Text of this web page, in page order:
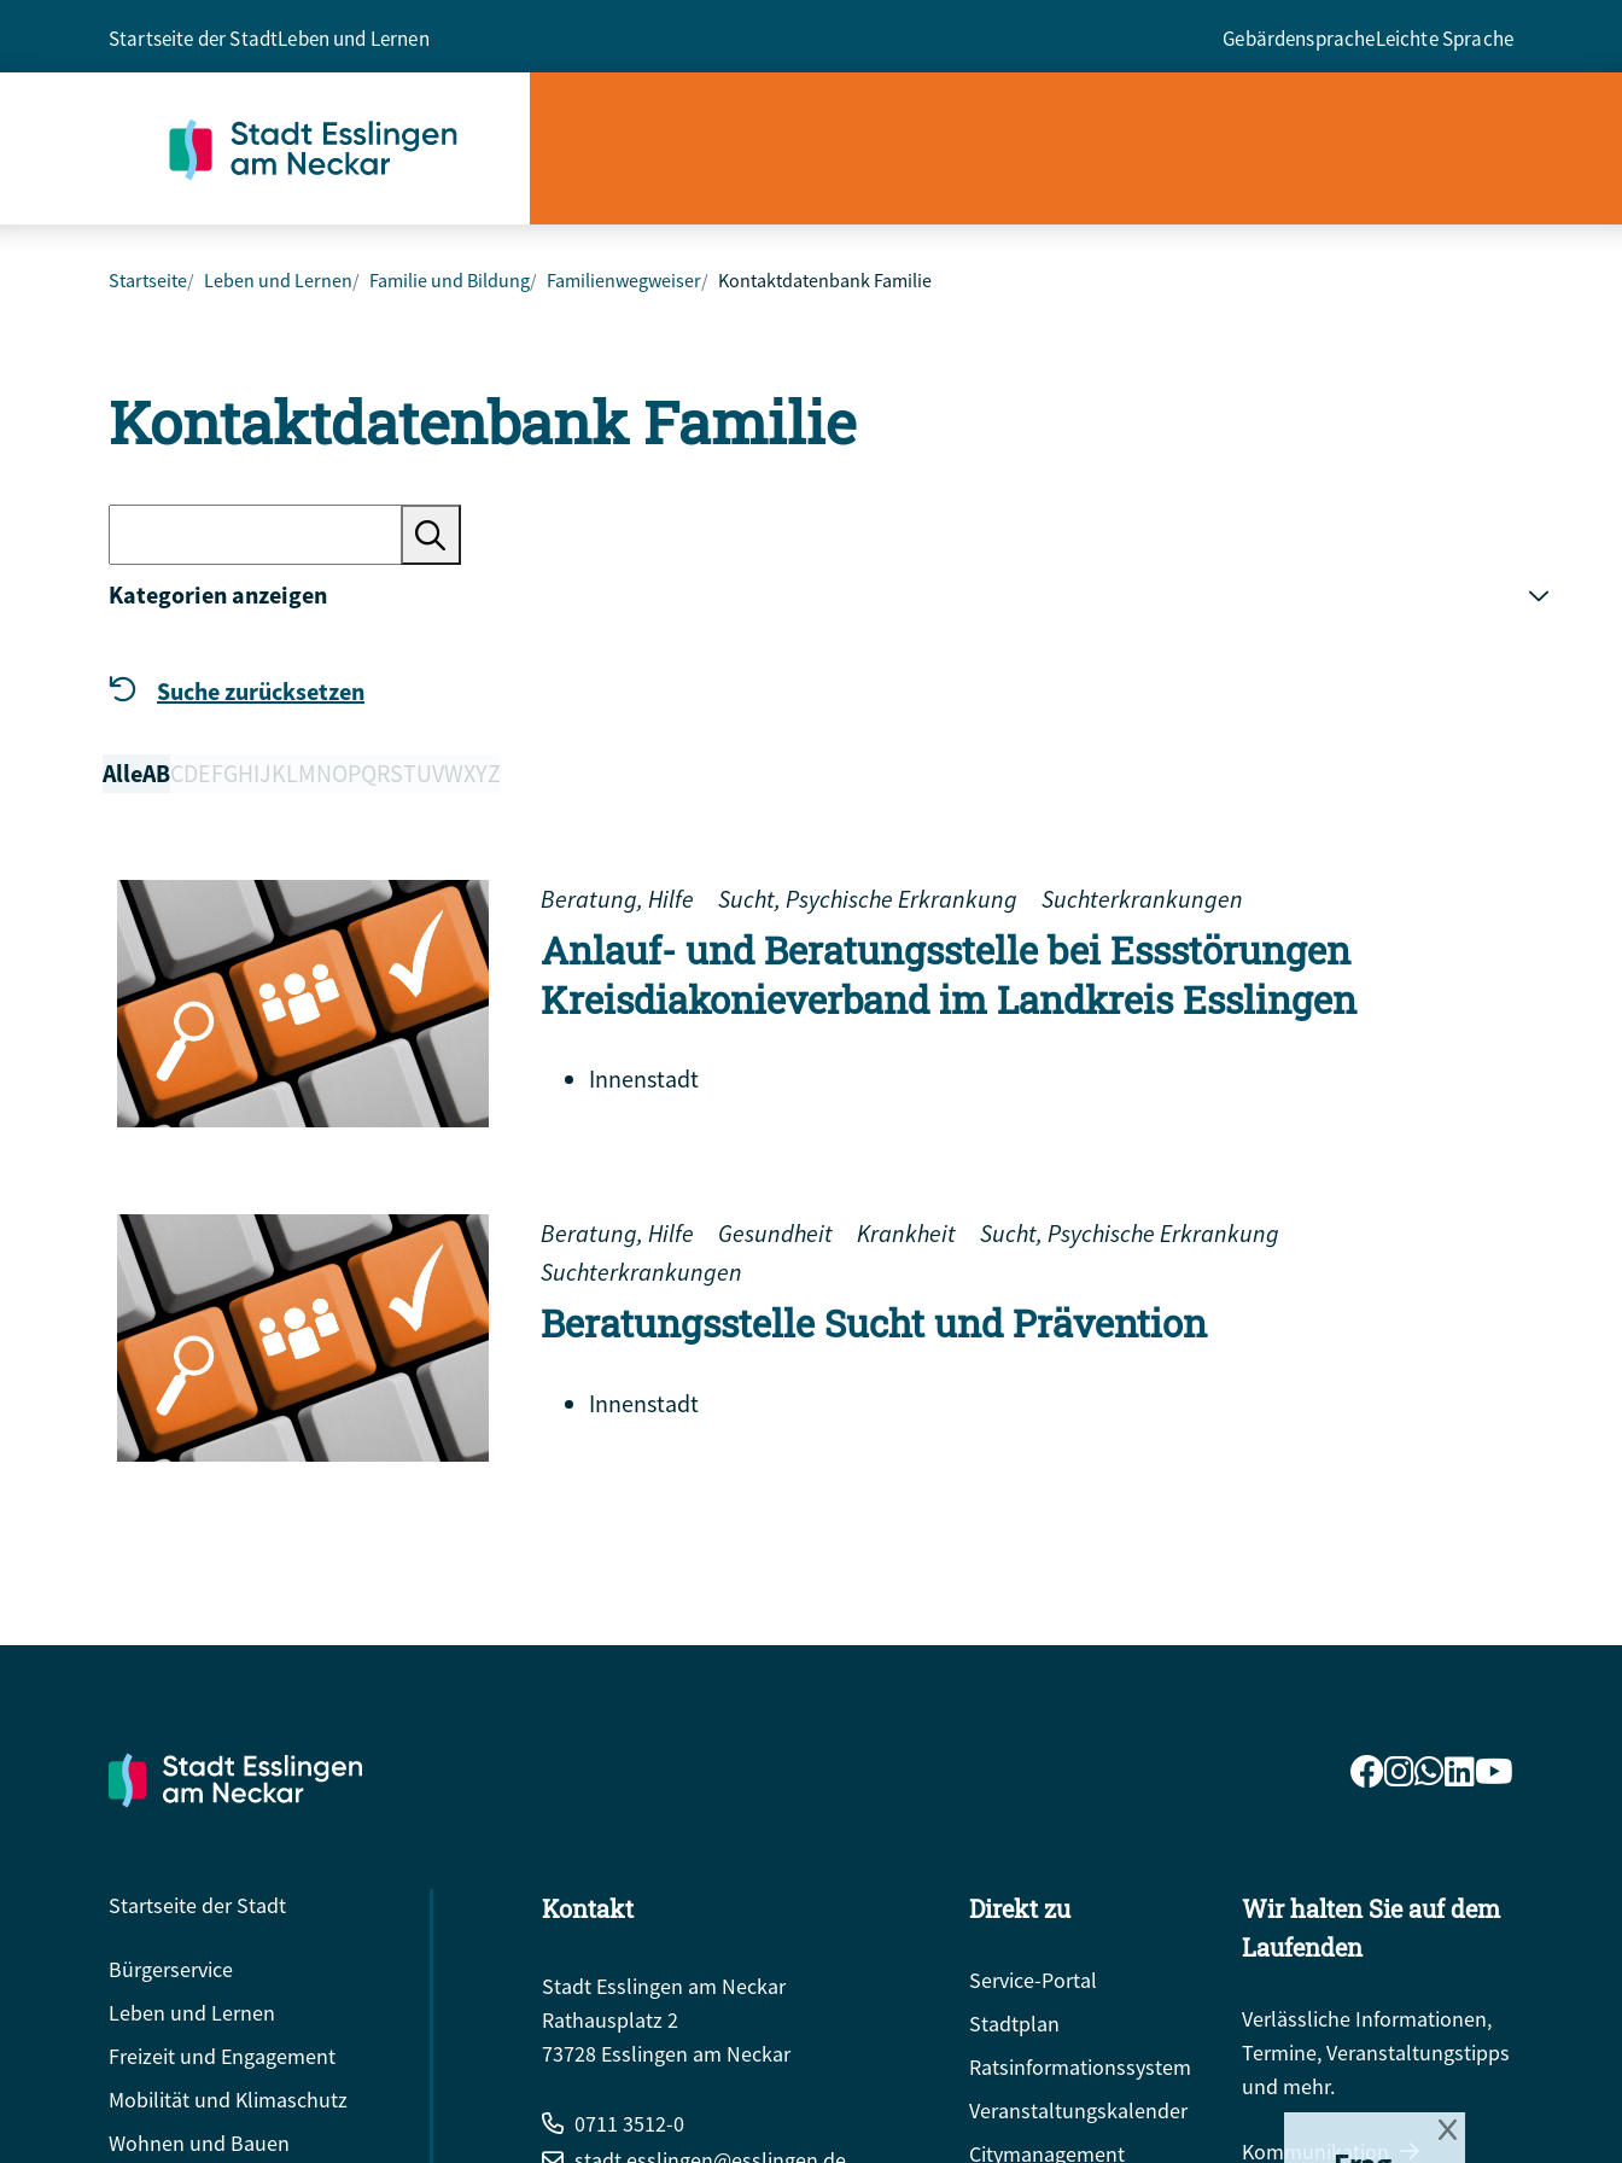
Startseite der StadtLeben und Lernen GebärdenspracheLeichte Sprache
Startseite Leben und Lernen Familie und Bildung Familienwegweiser Kontaktdatenbank Familie
Kontaktdatenbank Familie
Kategorien anzeigen
Suche zurücksetzen
AlleABCDEFGHIJKLMNOPQRSTUVWXYZ
Beratung, Hilfe Sucht, Psychische Erkrankung Suchterkrankungen
Anlauf- und Beratungsstelle bei Essstörungen
Kreisdiakonieverband im Landkreis Esslingen
Innenstadt
Beratung, Hilfe Gesundheit Krankheit
Sucht, Psychische Erkrankung
Suchterkrankungen
Beratungsstelle Sucht und Prävention
Innenstadt
Startseite der Stadt
Bürgerservice
Leben und Lernen
Freizeit und Engagement
Mobilität und Klimaschutz
Wohnen und Bauen
Kontakt
Stadt Esslingen am Neckar
Rathausplatz 2
73728 Esslingen am Neckar
0711 3512-0
Direkt zu
Service-Portal
Stadtplan
Ratsinformationssystem
Veranstaltungskalender
Citymanagement
Wir halten Sie auf dem
Laufenden
Verlässliche Informationen,
Termine, Veranstaltungstipps
und mehr.
Kommunikation